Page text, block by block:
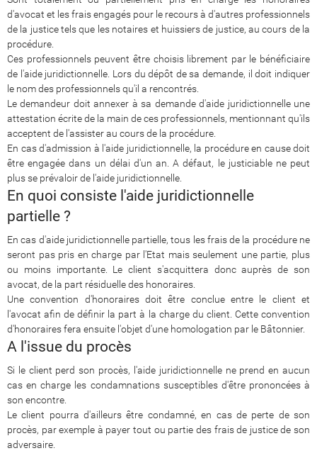
d'avocat et les frais engagés pour le recours à d'autres professionnels
de la justice tels que les notaires et huissiers de justice, au cours de la
procédure.
Ces professionnels peuvent être choisis librement par le bénéficiaire
de l'aide juridictionnelle. Lors du dépôt de sa demande, il doit indiquer
le nom des professionnels qu'il a rencontrés.
Le demandeur doit annexer à sa demande d'aide juridictionnelle une
attestation écrite de la main de ces professionnels, mentionnant qu'ils
acceptent de l'assister au cours de la procédure.
En cas d'admission à l'aide juridictionnelle, la procédure en cause doit
être engagée dans un délai d'un an. A défaut, le justiciable ne peut
plus se prévaloir de l'aide juridictionnelle.
En quoi consiste l'aide juridictionnelle
partielle ?
En cas d'aide juridictionnelle partielle, tous les frais de la procédure ne
seront pas pris en charge par l'Etat mais seulement une partie, plus
ou moins importante. Le client s'acquittera donc auprès de son
avocat, de la part résiduelle des honoraires.
Une convention d'honoraires doit être conclue entre le client et
l'avocat afin de définir la part à la charge du client. Cette convention
d'honoraires fera ensuite l'objet d'une homologation par le Bâtonnier.
A l'issue du procès
Si le client perd son procès, l'aide juridictionnelle ne prend en aucun
cas en charge les condamnations susceptibles d'être prononcées à
son encontre.
Le client pourra d'ailleurs être condamné, en cas de perte de son
procès, par exemple à payer tout ou partie des frais de justice de son
adversaire.